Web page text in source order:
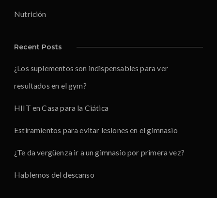
Nutrición
Recent Posts
¿Los suplementos son indispensables para ver
resultados en el gym?
HIIT en Casa para la Ciática
Estiramientos para evitar lesiones en el gimnasio
¿Te da vergüenza ir a un gimnasio por primera vez?
Hablemos del descanso